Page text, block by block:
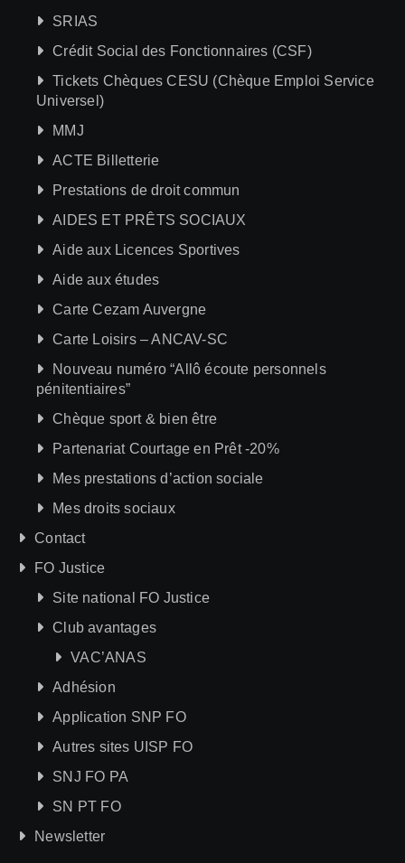
SRIAS
Crédit Social des Fonctionnaires (CSF)
Tickets Chèques CESU (Chèque Emploi Service
Universel)
MMJ
ACTE Billetterie
Prestations de droit commun
AIDES ET PRÊTS SOCIAUX
Aide aux Licences Sportives
Aide aux études
Carte Cezam Auvergne
Carte Loisirs – ANCAV-SC
Nouveau numéro “Allô écoute personnels
pénitentiaires”
Chèque sport & bien être
Partenariat Courtage en Prêt -20%
Mes prestations d’action sociale
Mes droits sociaux
Contact
FO Justice
Site national FO Justice
Club avantages
VAC’ANAS
Adhésion
Application SNP FO
Autres sites UISP FO
SNJ FO PA
SN PT FO
Newsletter